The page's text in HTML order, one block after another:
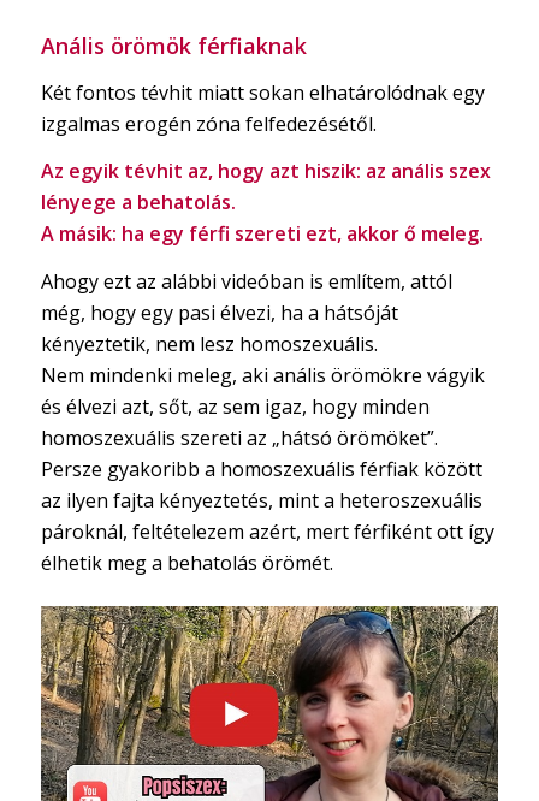
Anális örömök férfiaknak
Két fontos tévhit miatt sokan elhatárolódnak egy
izgalmas erogén zóna felfedezésétől.
Az egyik tévhit az, hogy azt hiszik: az anális szex
lényege a behatolás.
A másik: ha egy férfi szereti ezt, akkor ő meleg.
Ahogy ezt az alábbi videóban is említem, attól
még, hogy egy pasi élvezi, ha a hátsóját
kényeztetik, nem lesz homoszexuális.
Nem mindenki meleg, aki anális örömökre vágyik
és élvezi azt, sőt, az sem igaz, hogy minden
homoszexuális szereti az „hátsó örömöket”.
Persze gyakoribb a homoszexuális férfiak között
az ilyen fajta kényeztetés, mint a heteroszexuális
pároknál, feltételezem azért, mert férfiként ott így
élhetik meg a behatolás örömét.